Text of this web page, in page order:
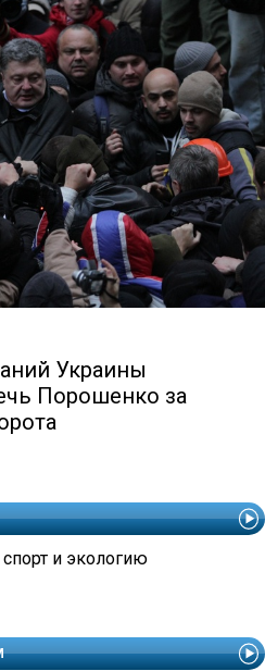
Украины
Порошенко за
и экологию